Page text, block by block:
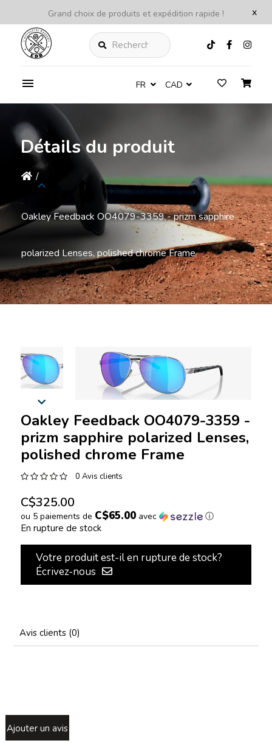
x
Grand choix de produits et expédition rapide !
Rechercher
FR CAD
Détails du produit
/
Oakley Feedback OO4079-3359 - prizm sapphire
polarized Lenses, polished chrome Frame
Oakley Feedback OO4079-3359 -
prizm sapphire polarized Lenses,
polished chrome Frame
0 Avis clients
C$325.00
ou 5 paiements de C$65.00avec ⓘ
En rupture de stock
Votre produit est-il en rupture de stock?
Écrivez-nous
Avis clients (0)
Ajouter un avis